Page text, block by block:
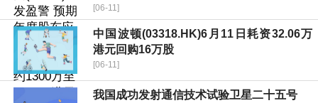
[06-11]
中国波顿(03318.HK)6月11日耗资32.06万
港元回购16万股
[06-11]
我国成功发射通信技术试验卫星二十五号